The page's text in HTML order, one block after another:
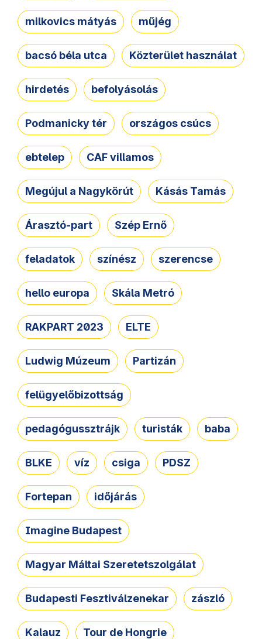
milkovics mátyás műjég
bacsó béla utca Közterület használat
hirdetés befolyásolás
Podmanicky tér országos csúcs
ebtelep CAF villamos
Megújul a Nagykörút Kásás Tamás
Árasztó-part Szép Ernő
feladatok színész szerencse
hello europa Skála Metró
RAKPART 2023 ELTE
Ludwig Múzeum Partizán
felügyelőbizottság
pedagógussztrájk turisták baba
BLKE víz csiga PDSZ
Fortepan időjárás
Imagine Budapest
Magyar Máltai Szeretetszolgálat
Budapesti Fesztiválzenekar zászló
Kalauz Tour de Hongrie